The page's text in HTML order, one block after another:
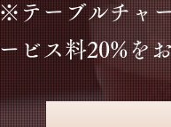
※テーブルチャ
ービス料20%を